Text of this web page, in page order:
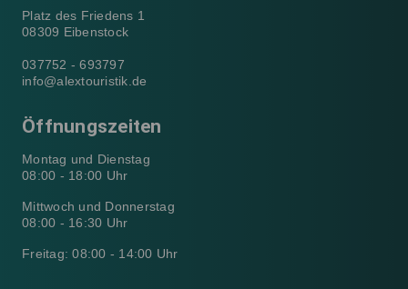
Platz des Friedens 1
08309 Eibenstock
037752 - 693797
info@alextouristik.de
Öffnungszeiten
Montag und Dienstag
08:00 - 18:00 Uhr
Mittwoch und Donnerstag
08:00 - 16:30 Uhr
Freitag: 08:00 - 14:00 Uhr